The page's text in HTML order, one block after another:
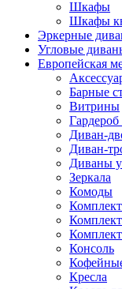
Шкафы
Шкафы
Эркерные
Угловые
Европейская
Барные
Витрины
Диван-
Диван-
Диваны
Зеркала
Комоды
Консоль
Кресла